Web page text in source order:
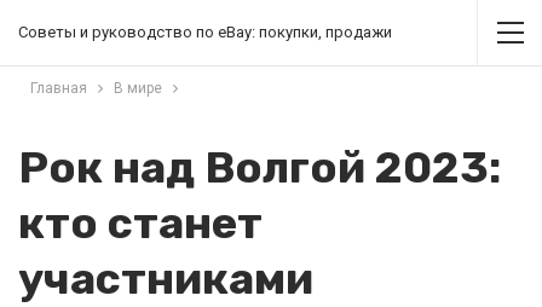
Советы и руководство по eBay: покупки, продажи
Главная В мире
Рок над Волгой 2023:
кто станет
участниками